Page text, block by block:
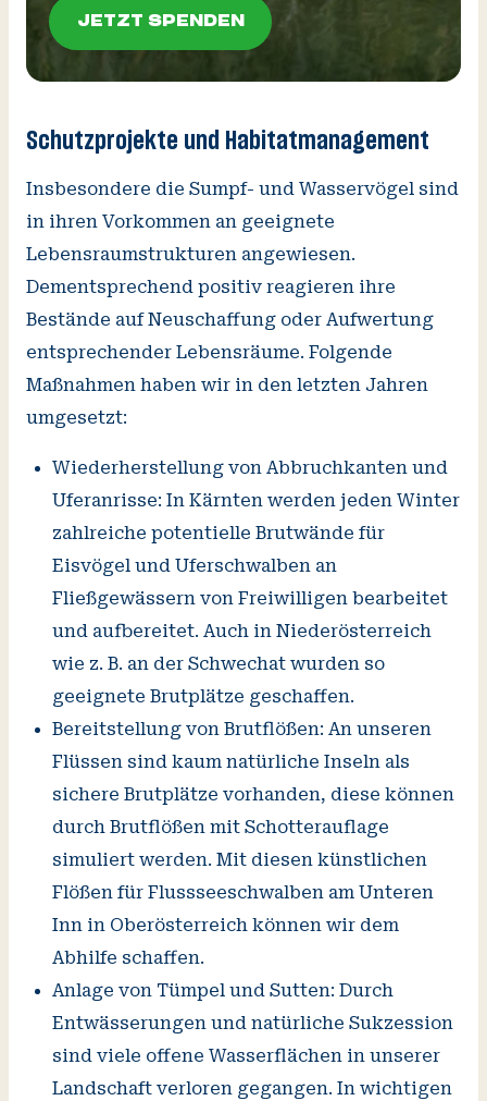
JETZT SPENDEN
Schutzprojekte und Habitatmanagement
Insbesondere die Sumpf- und Wasservögel sind
in ihren Vorkommen an geeignete
Lebensraumstrukturen angewiesen.
Dementsprechend positiv reagieren ihre
Bestände auf Neuschaffung oder Aufwertung
entsprechender Lebensräume. Folgende
Maßnahmen haben wir in den letzten Jahren
umgesetzt:
Wiederherstellung von Abbruchkanten und
Uferanrisse: In Kärnten werden jeden Winter
zahlreiche potentielle Brutwände für
Eisvögel und Uferschwalben an
Fließgewässern von Freiwilligen bearbeitet
und aufbereitet. Auch in Niederösterreich
wie z. B. an der Schwechat wurden so
geeignete Brutplätze geschaffen.
Bereitstellung von Brutflößen: An unseren
Flüssen sind kaum natürliche Inseln als
sichere Brutplätze vorhanden, diese können
durch Brutflößen mit Schotterauflage
simuliert werden. Mit diesen künstlichen
Flößen für Flussseeschwalben am Unteren
Inn in Oberösterreich können wir dem
Abhilfe schaffen.
Anlage von Tümpel und Sutten: Durch
Entwässerungen und natürliche Sukzession
sind viele offene Wasserflächen in unserer
Landschaft verloren gegangen. In wichtigen